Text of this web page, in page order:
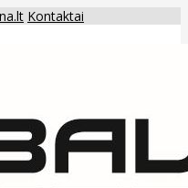
Kontaktai